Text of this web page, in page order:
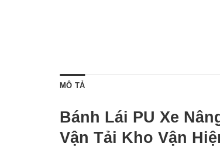
MÔ TẢ
Bánh Lái PU Xe
Vận Tải Kho Vận